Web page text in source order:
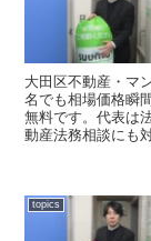
大田区不動産・マ
名でも相場価格瞬
無料です。代表は
動産法務相談にも
topics